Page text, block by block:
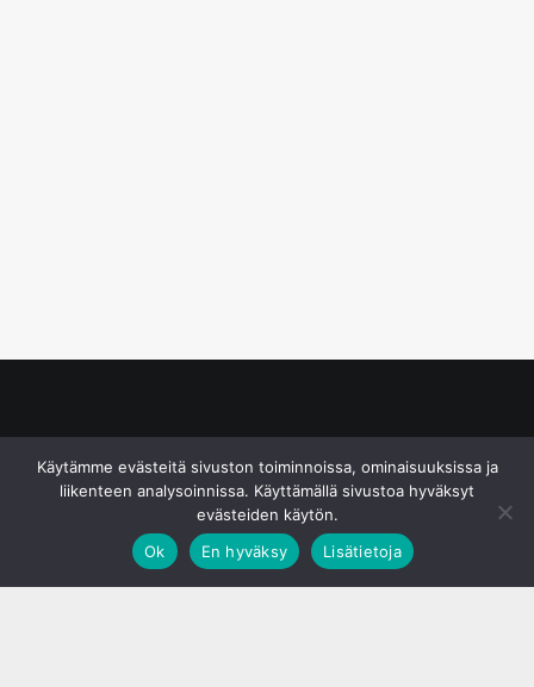
Käytämme evästeitä sivuston toiminnoissa, ominaisuuksissa ja
liikenteen analysoinnissa. Käyttämällä sivustoa hyväksyt
evästeiden käytön.
Ok
En hyväksy Lisätietoja